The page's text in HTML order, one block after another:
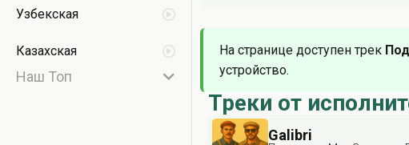
Узбекская
Казахская
Наш Топ
На странице доступен трек
устройство.
Треки от
Galibri